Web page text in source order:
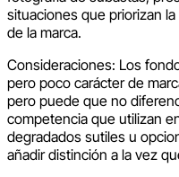
situaciones que priorizan
de la marca.
Consideraciones: Los
pero poco carácter de
pero puede que no
competencia que utilizan
degradados sutiles u
añadir distinción a la vez